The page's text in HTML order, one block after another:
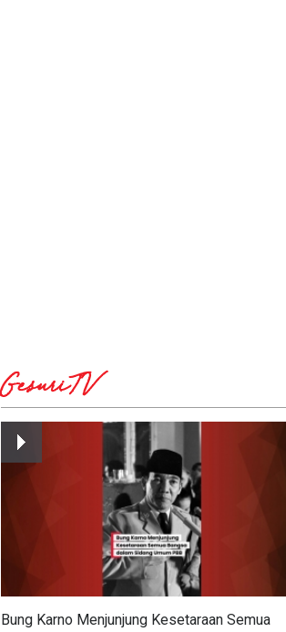
GesuriTV
Bung Karno Menjunjung Kesetaraan Semua